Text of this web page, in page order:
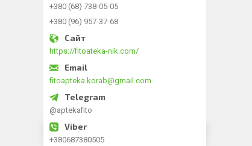
+380 (68) 738-05-05
+380 (96) 957-37-68
https://fitoateka-nik.com/
fitoapteka.korab@gmail.com
@aptekafito
+380687380505